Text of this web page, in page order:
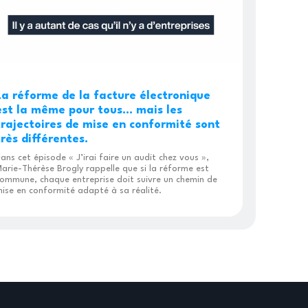
réforme de la facture électronique
la même pour tous… mais les
de mise en conformité sont
différentes.
cet épisode « J’irai faire un audit chez vous »,
Thérèse Brogly rappelle que si la réforme est
chaque entreprise doit suivre un chemin de
en conformité adapté à sa réalité.